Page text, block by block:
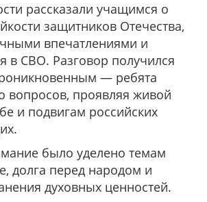
рассказали учащимся о
защитников Отечества,
впечатлениями и
в СВО. Разговор получился
— ребята
вопросов, проявляя живой
и подвигам российских
было уделено темам
долга перед народом и
духовных ценностей.